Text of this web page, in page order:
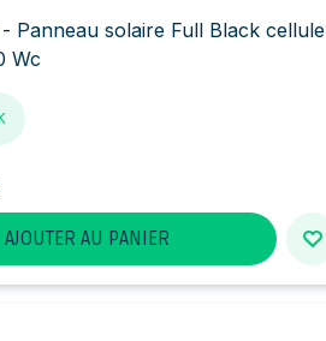
Panneau solaire Full Black cellule
Wc
AJOUTER AU PANIER